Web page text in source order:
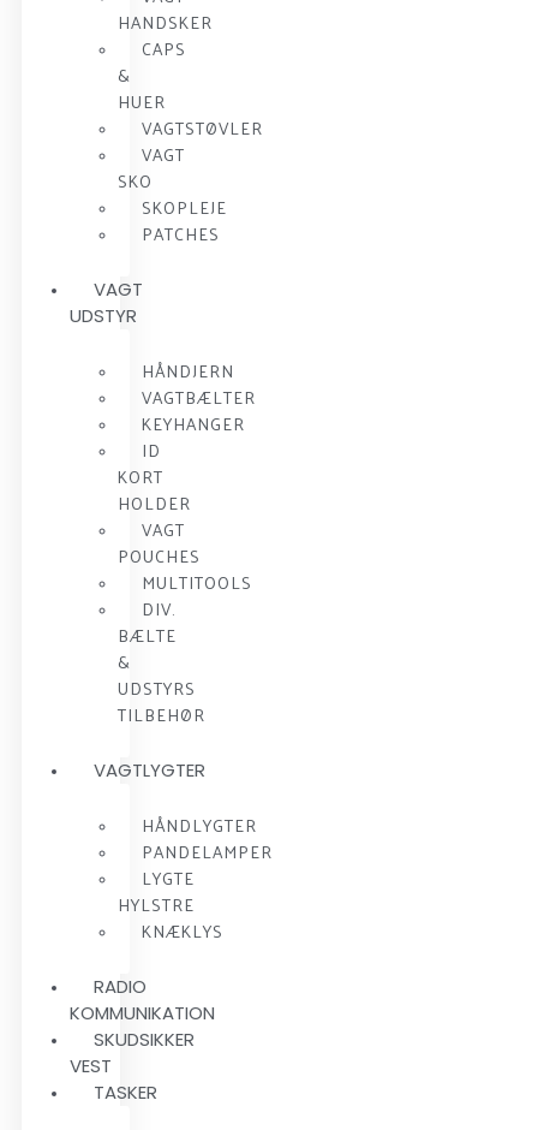
HANDSKER
CAPS
&
HUER
VAGTSTØVLER
VAGT
SKO
SKOPLEJE
PATCHES
VAGT
UDSTYR
HÅNDJERN
VAGTBÆLTER
KEYHANGER
ID
KORT
HOLDER
VAGT
POUCHES
MULTITOOLS
DIV.
BÆLTE
&
UDSTYRS
TILBEHØR
VAGTLYGTER
HÅNDLYGTER
PANDELAMPER
LYGTE
HYLSTRE
KNÆKLYS
RADIO
KOMMUNIKATION
SKUDSIKKER
VEST
TASKER